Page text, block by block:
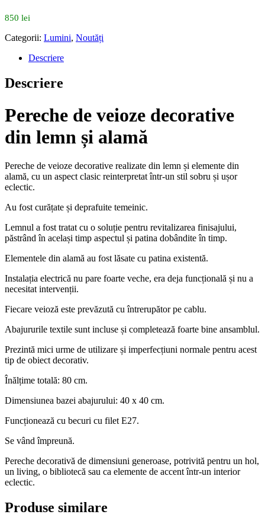
850 lei
Categorii: Lumini, Noutăți
Descriere
Descriere
Pereche de veioze decorative
din lemn și alamă
Pereche de veioze decorative realizate din lemn și elemente din
alamă, cu un aspect clasic reinterpretat într-un stil sobru și ușor
eclectic.
Au fost curățate și deprafuite temeinic.
Lemnul a fost tratat cu o soluție pentru revitalizarea finisajului,
păstrând în același timp aspectul și patina dobândite în timp.
Elementele din alamă au fost lăsate cu patina existentă.
Instalația electrică nu pare foarte veche, era deja funcțională și nu a
necesitat intervenții.
Fiecare veioză este prevăzută cu întrerupător pe cablu.
Abajururile textile sunt incluse și completează foarte bine ansamblul.
Prezintă mici urme de utilizare și imperfecțiuni normale pentru acest
tip de obiect decorativ.
Înălțime totală: 80 cm.
Dimensiunea bazei abajurului: 40 x 40 cm.
Funcționează cu becuri cu filet E27.
Se vând împreună.
Pereche decorativă de dimensiuni generoase, potrivită pentru un hol,
un living, o bibliotecă sau ca elemente de accent într-un interior
eclectic.
Produse similare